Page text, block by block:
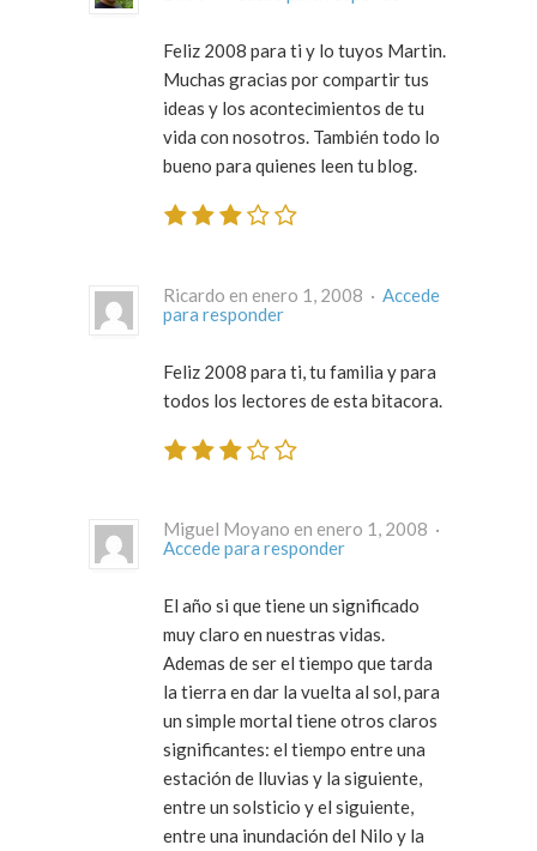
Feliz 2008 para ti y lo tuyos Martin.
Muchas gracias por compartir tus
ideas y los acontecimientos de tu
vida con nosotros. También todo lo
bueno para quienes leen tu blog.
Ricardo en enero 1, 2008 · Accede
para responder
Feliz 2008 para ti, tu familia y para
todos los lectores de esta bitacora.
Miguel Moyano en enero 1, 2008 ·
Accede para responder
El año si que tiene un significado
muy claro en nuestras vidas.
Ademas de ser el tiempo que tarda
la tierra en dar la vuelta al sol, para
un simple mortal tiene otros claros
significantes: el tiempo entre una
estación de lluvias y la siguiente,
entre un solsticio y el siguiente,
entre una inundación del Nilo y la